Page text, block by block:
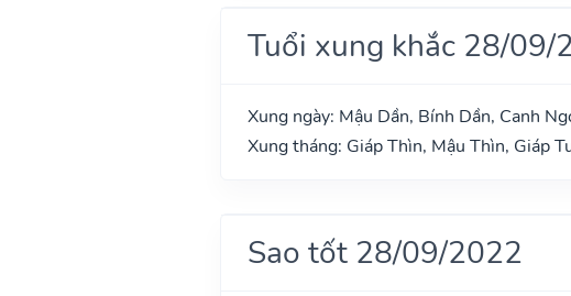
Tuổi xung khắc 28/09/
Xung ngày: Mậu Dần, Bính Dần, Canh
Xung tháng: Giáp Thìn, Mậu Thìn, Giáp
Sao tốt 28/09/2022